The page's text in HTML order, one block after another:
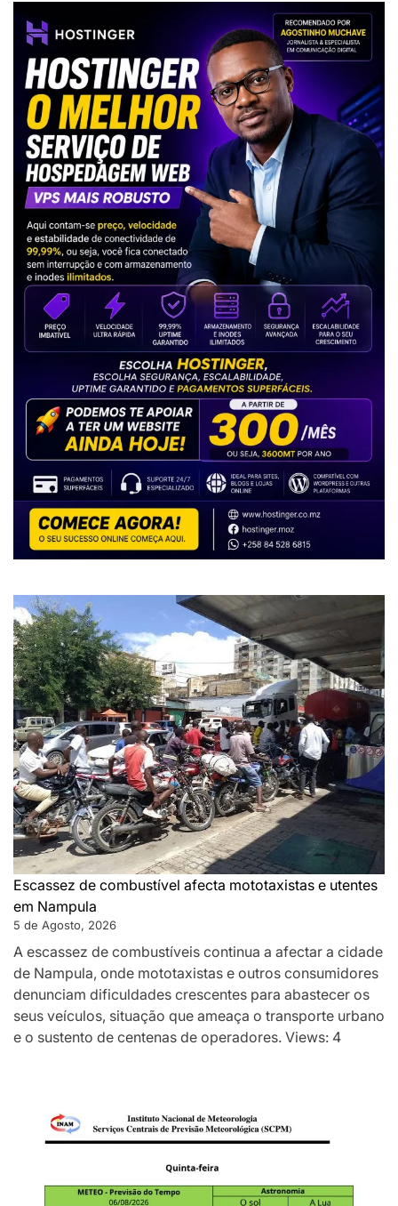
Escassez de combustível afecta mototaxistas e utentes
em Nampula
5 de Agosto, 2026
A escassez de combustíveis continua a afectar a cidade
de Nampula, onde mototaxistas e outros consumidores
denunciam dificuldades crescentes para abastecer os
seus veículos, situação que ameaça o transporte urbano
e o sustento de centenas de operadores. Views: 4